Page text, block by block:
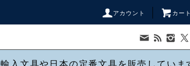
アカウント カー
輸入文具や日本の定番文具を販売していま